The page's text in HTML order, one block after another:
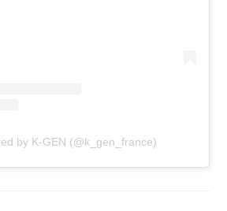
by K-GEN (@k_gen_france)